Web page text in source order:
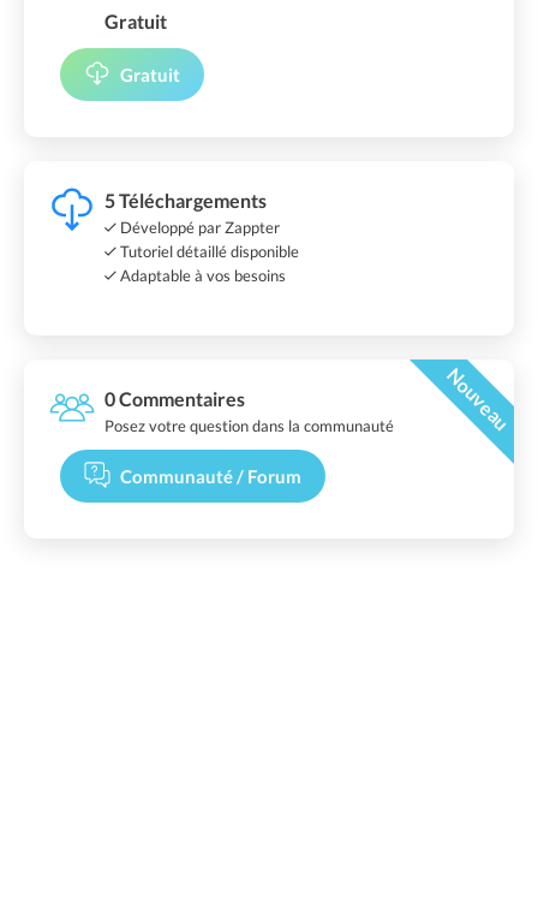
Gratuit
Gratuit
5 Téléchargements
Développé par Zappter
Tutoriel détaillé disponible
Adaptable à vos besoins
0 Commentaires Nouveau
Posez votre question dans la communauté
Communauté / Forum